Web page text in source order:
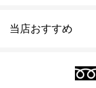
当店おすすめ
式部の香りシリーズ
会員規約について